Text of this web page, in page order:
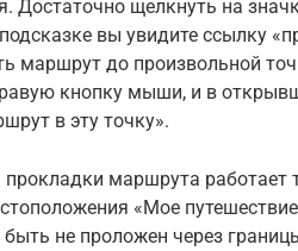
Достаточно щелкнуть на
вы увидите ссылку
маршрут до произвольной
кнопку мыши, и в
в эту точку».
маршрута работает
«Мое
не проложен через